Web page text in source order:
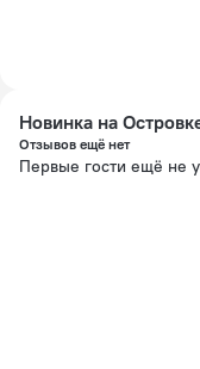
Новинка на
Отзывов ещё нет
Первые гости ещё не